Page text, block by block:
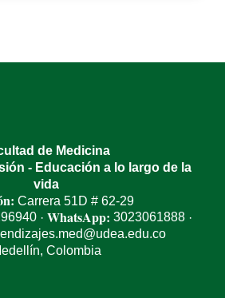
de Medicina
- Educación a lo largo de la
vida
Carrera 51D # 62-29
· WhatsApp: 3023061888·
Colombia